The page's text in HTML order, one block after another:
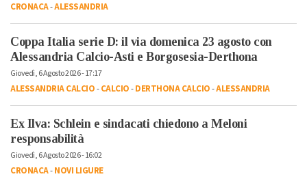
CRONACA-ALESSANDRIA
Coppa Italia serie D: il via domenica 23 agosto con
Alessandria Calcio-Asti e Borgosesia-Derthona
Giovedì, 6 Agosto 2026 - 17:17
ALESSANDRIA CALCIO-CALCIO-DERTHONA CALCIO-ALESSANDRIA
Ex Ilva: Schlein e sindacati chiedono a Meloni
responsabilità
Giovedì, 6 Agosto 2026 - 16:02
CRONACA-NOVI LIGURE